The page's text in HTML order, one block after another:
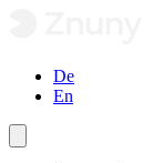
De
En